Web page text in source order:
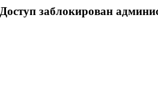
Доступ заблокирован